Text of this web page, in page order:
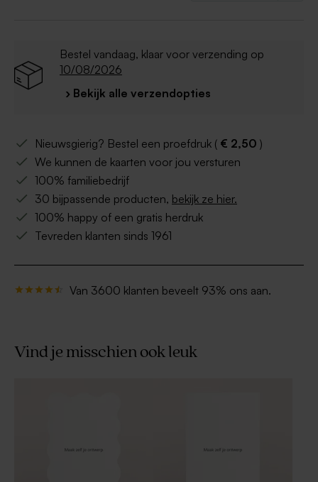
(CMYK - min. 300 dpi)
- Een foto opladen: JPEG of PNG (CMYK - min.
- Kies voor glanzend papier bij afdruk van een
Bestel vandaag, klaar voor verzending op
10/08/2026
› Bekijk alle verzendopties
Nieuwsgierig? Bestel een proefdruk ( € 2,50 )
We kunnen de kaarten voor jou versturen
100% familiebedrijf
30 bijpassende producten, bekijk ze hier.
100% happy of een gratis herdruk
Tevreden klanten sinds 1961
Van 3600 klanten beveelt 93% ons aan.
Vind je misschien ook leuk